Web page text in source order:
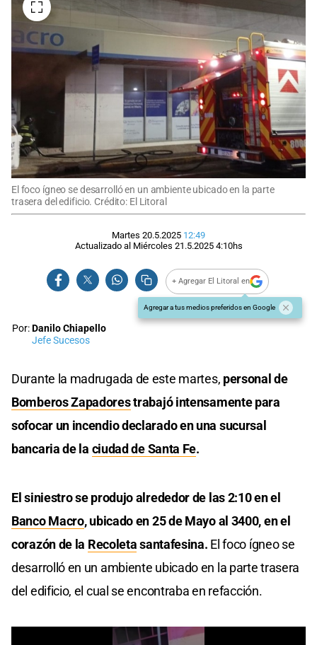
El foco ígneo se desarrolló en un ambiente ubicado en la parte
trasera del edificio. Crédito: El Litoral
Martes 20.5.2025 12:49
Actualizado al Miércoles 21.5.2025 4:10hs
+ Agregar El Litoral en
Agregar a tus medios preferidos en Google
Por:Danilo Chiapello
Jefe Sucesos
Durante la madrugada de este martes, personal de
Bomberos Zapadorestrabajó intensamente para
sofocar un incendio declarado en una sucursal
bancaria de la ciudad de Santa Fe.
El siniestro se produjo alrededor de las 2:10 en el
Banco Macro, ubicado en 25 de Mayo al 3400, en el
corazón de la Recoletasantafesina. El foco ígneo se
desarrolló en un ambiente ubicado en la parte trasera
del edificio, el cual se encontraba en refacción.